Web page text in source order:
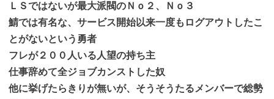
ＬＳではないが最大派閥のＮｏ２、Ｎｏ３
鯖では有名な、サービス開始以来一度もログアウトしたこ
とがないという勇者
フレが２００人いる人望の持ち主
仕事辞めて全ジョブカンストした奴
他に挙げたらきりが無いが、そうそうたるメンバーで総勢